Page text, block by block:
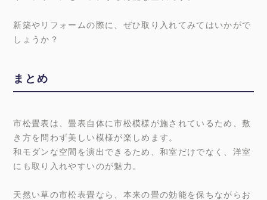
新築やリフォームの際に、ぜひ取り入れてみてはいかがで
しょうか？
まとめ
市松畳表は、畳表自体に市松模様が施されているため、敷
き方を問わず美しい模様が楽しめます。
和モダンな空間を演出できるため、和室だけでなく、洋室
にも取り入れやすいのが魅力。
天然い草の市松表畳なら、本来の畳の効能を保ちながらお